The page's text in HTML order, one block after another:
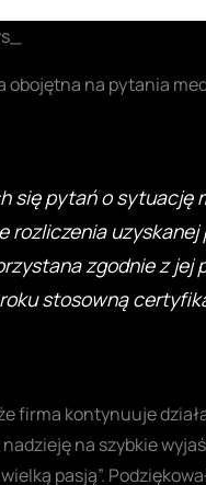
obojętna na pytania
się pytań o
rozliczenia
zgodnie z
roku stosowną
firma kontynuuje
nadzieję na szybkie
pasją”.